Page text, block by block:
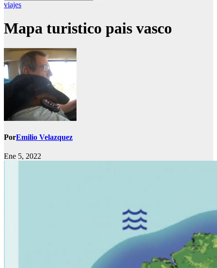
viajes
Mapa turistico pais vasco
PorEmilio Velazquez
Ene 5, 2022